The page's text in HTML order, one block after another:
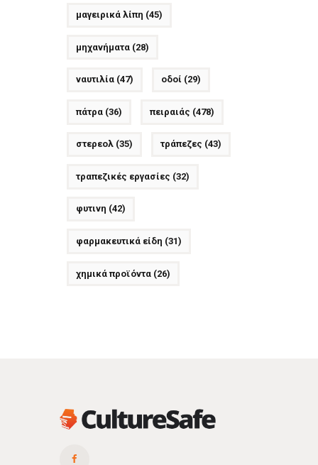
μαγειρικά λίπη (45)
μηχανήματα(28)
ναυτιλία(47) οδοί (29)
πάτρα(36) πειραιάς (478)
στερεολ(35) τράπεζες (43)
τραπεζικές εργασίες (32)
φυτινη (42)
φαρμακευτικά είδη (31)
χημικά προϊόντα(26)